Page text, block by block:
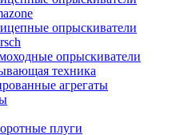
опрыскиватели
опрыскиватели
техника
агрегаты
плуги